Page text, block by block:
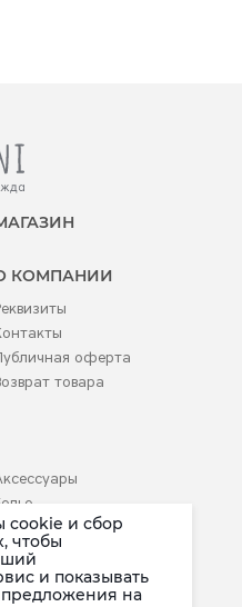
КОМПАНИИ
оферта
товара
cookie и сбор
чтобы
и показывать
на